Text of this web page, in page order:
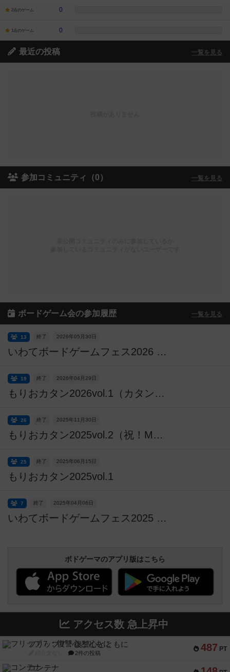
2点のゲーム 0
1点のゲーム 0
最近の投稿 一覧を見る
参加コミュニティ（0） 一覧を見る
ボードゲーム会の参加履歴 一覧を見る
いわてボードゲームフェス2026 in 盛岡【入場無料・予約不要】
終了 2026年05月30日
13
もりおカタン2026vol.1（カタンオープン会）
終了 2026年04月29日
19
もりおカタン2025vol.2（祝！Meeats１周年記念）
終了 2025年11月30日
26
もりおカタン2025vol.1
終了 2025年06月15日
25
いわてボードゲームフェス2025 in 盛岡 （入場無料・入場予約不要）※クラスク日本大会盛岡予選会も開催！）
終了 2025年04月06日
7
ボドゲーマのアプリ版はこちら
アクセス数 急上昇中
487 PT
フリップ７：復讐心とともに
2件の投稿
コンテナ